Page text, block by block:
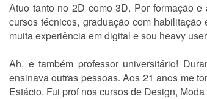
Atuo tanto no 2D como 3D. Por formação
cursos técnicos, graduação com
muita experiência em digital e sou heavy
Ah, e também professor universitário!
ensinava outras pessoas. Aos 21 anos me
Estácio. Fui prof nos cursos de Design,